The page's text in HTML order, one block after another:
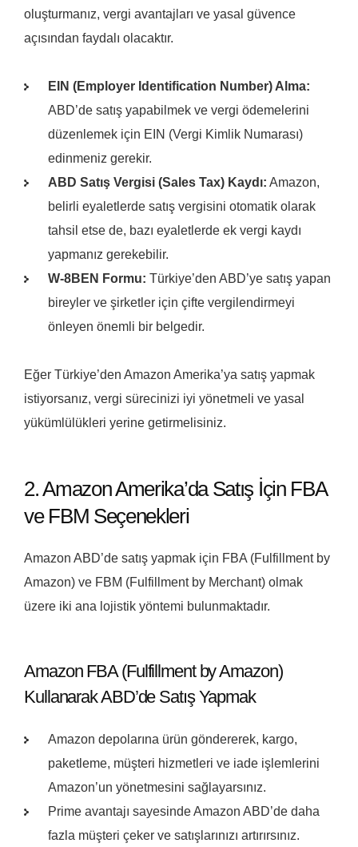
oluşturmanız, vergi avantajları ve yasal güvence
açısından faydalı olacaktır.
EIN (Employer Identification Number) Alma:
ABD’de satış yapabilmek ve vergi ödemelerini
düzenlemek için EIN (Vergi Kimlik Numarası)
edinmeniz gerekir.
ABD Satış Vergisi (Sales Tax) Kaydı: Amazon,
belirli eyaletlerde satış vergisini otomatik olarak
tahsil etse de, bazı eyaletlerde ek vergi kaydı
yapmanız gerekebilir.
W-8BEN Formu: Türkiye’den ABD’ye satış yapan
bireyler ve şirketler için çifte vergilendirmeyi
önleyen önemli bir belgedir.
Eğer Türkiye’den Amazon Amerika’ya satış yapmak
istiyorsanız, vergi sürecinizi iyi yönetmeli ve yasal
yükümlülükleri yerine getirmelisiniz.
2. Amazon Amerika’da Satış İçin FBA
ve FBM Seçenekleri
Amazon ABD’de satış yapmak için FBA (Fulfillment by
Amazon) ve FBM (Fulfillment by Merchant) olmak
üzere iki ana lojistik yöntemi bulunmaktadır.
Amazon FBA (Fulfillment by Amazon)
Kullanarak ABD’de Satış Yapmak
Amazon depolarına ürün göndererek, kargo,
paketleme, müşteri hizmetleri ve iade işlemlerini
Amazon’un yönetmesini sağlayarsınız.
Prime avantajı sayesinde Amazon ABD’de daha
fazla müşteri çeker ve satışlarınızı artırırsınız.